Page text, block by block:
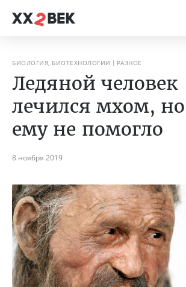
БИОЛОГИЯ, БИОТЕХНОЛОГИИ РАЗНОЕ
Ледяной человек
лечился мхом, но
ему не помогло
8 ноября 2019